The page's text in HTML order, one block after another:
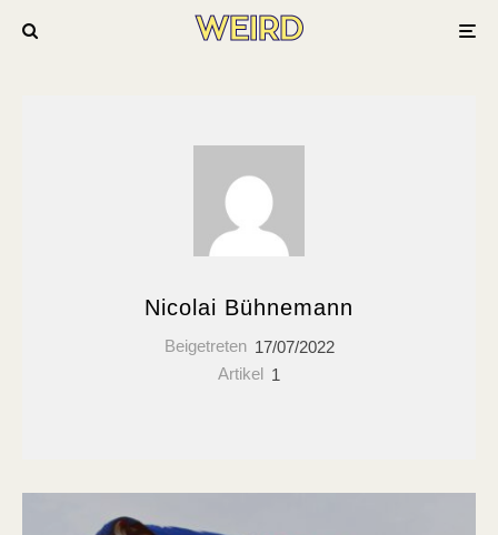
Nicolai Bühnemann
Beigetreten 17/07/2022
Artikel 1